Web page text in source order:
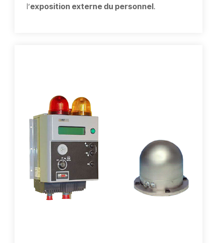
l’exposition externe du personnel.